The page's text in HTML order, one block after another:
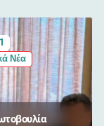
Νέα